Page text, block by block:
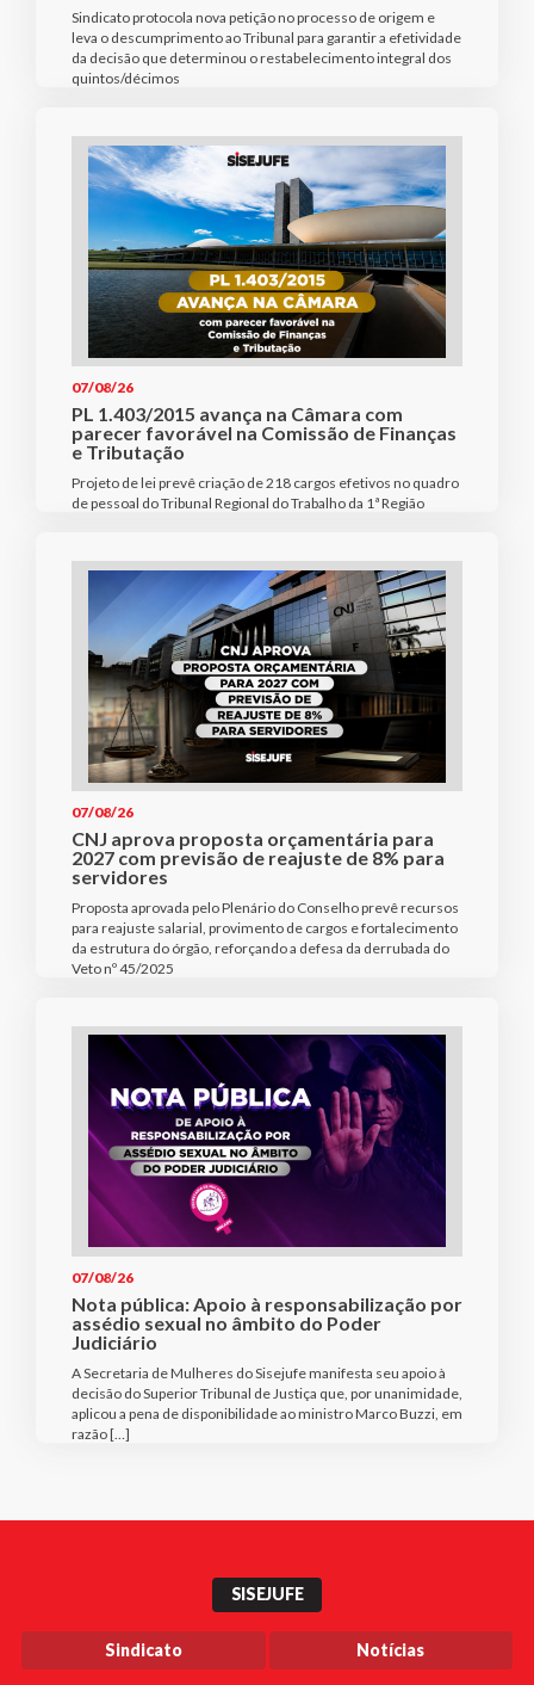
Sindicato protocola nova petição no processo de origem e
leva o descumprimento ao Tribunal para garantir a efetividade
da decisão que determinou o restabelecimento integral dos
quintos/décimos
07/08/26
PL 1.403/2015 avança na Câmara com
parecer favorável na Comissão de Finanças
e Tributação
Projeto de lei prevê criação de 218 cargos efetivos no quadro
de pessoal do Tribunal Regional do Trabalho da 1ª Região
07/08/26
CNJ aprova proposta orçamentária para
2027 com previsão de reajuste de 8% para
servidores
Proposta aprovada pelo Plenário do Conselho prevê recursos
para reajuste salarial, provimento de cargos e fortalecimento
da estrutura do órgão, reforçando a defesa da derrubada do
Veto nº 45/2025
07/08/26
Nota pública: Apoio à responsabilização por
assédio sexual no âmbito do Poder
Judiciário
A Secretaria de Mulheres do Sisejufe manifesta seu apoio à
decisão do Superior Tribunal de Justiça que, por unanimidade,
aplicou a pena de disponibilidade ao ministro Marco Buzzi, em
razão […]
SISEJUFE
Sindicato Notícias